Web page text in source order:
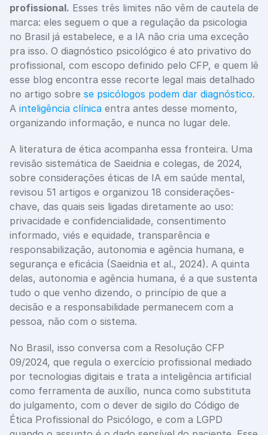
profissional. Esses três limites não vêm de cautela de
marca: eles seguem o que a regulação da psicologia
no Brasil já estabelece, e a IA não cria uma exceção
pra isso. O diagnóstico psicológico é ato privativo do
profissional, com escopo definido pelo CFP, e quem lê
esse blog encontra esse recorte legal mais detalhado
no artigo sobre se psicólogos podem dar diagnóstico.
A inteligência clínica entra antes desse momento,
organizando informação, e nunca no lugar dele.
A literatura de ética acompanha essa fronteira. Uma
revisão sistemática de Saeidnia e colegas, de 2024,
sobre considerações éticas de IA em saúde mental,
revisou 51 artigos e organizou 18 considerações-
chave, das quais seis ligadas diretamente ao uso:
privacidade e confidencialidade, consentimento
informado, viés e equidade, transparência e
responsabilização, autonomia e agência humana, e
segurança e eficácia (Saeidnia et al., 2024). A quinta
delas, autonomia e agência humana, é a que sustenta
tudo o que venho dizendo, o princípio de que a
decisão e a responsabilidade permanecem com a
pessoa, não com o sistema.
No Brasil, isso conversa com a Resolução CFP
09/2024, que regula o exercício profissional mediado
por tecnologias digitais e trata a inteligência artificial
como ferramenta de auxílio, nunca como substituta
do julgamento, com o dever de sigilo do Código de
Ética Profissional do Psicólogo, e com a LGPD